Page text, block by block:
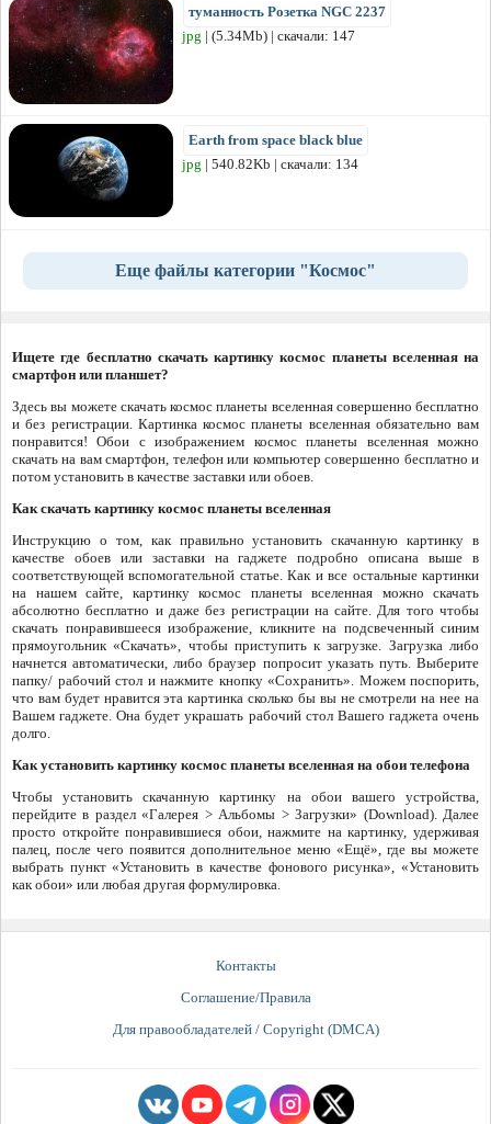
туманность Розетка NGC 2237
jpg | (5.34Mb) | скачали: 147
Earth from space black blue
jpg | 540.82Kb | скачали: 134
Еще файлы категории "Космос"
Ищете где бесплатно скачать картинку космос планеты вселенная на
смартфон или планшет?
Здесь вы можете скачать космос планеты вселенная совершенно бесплатно
и без регистрации. Картинка космос планеты вселенная обязательно вам
понравится! Обои с изображением космос планеты вселенная можно
скачать на вам смартфон, телефон или компьютер совершенно бесплатно и
потом установить в качестве заставки или обоев.
Как скачать картинку космос планеты вселенная
Инструкцию о том, как правильно установить скачанную картинку в
качестве обоев или заставки на гаджете подробно описана выше в
соответствующей вспомогательной статье. Как и все остальные картинки
на нашем сайте, картинку космос планеты вселенная можно скачать
абсолютно бесплатно и даже без регистрации на сайте. Для того чтобы
скачать понравившееся изображение, кликните на подсвеченный синим
прямоугольник «Скачать», чтобы приступить к загрузке. Загрузка либо
начнется автоматически, либо браузер попросит указать путь. Выберите
папку/ рабочий стол и нажмите кнопку «Сохранить». Можем поспорить,
что вам будет нравится эта картинка сколько бы вы не смотрели на нее на
Вашем гаджете. Она будет украшать рабочий стол Вашего гаджета очень
долго.
Как установить картинку космос планеты вселенная на обои телефона
Чтобы установить скачанную картинку на обои вашего устройства,
перейдите в раздел «Галерея > Альбомы > Загрузки» (Download). Далее
просто откройте понравившиеся обои, нажмите на картинку, удерживая
палец, после чего появится дополнительное меню «Ещё», где вы можете
выбрать пункт «Установить в качестве фонового рисунка», «Установить
как обои» или любая другая формулировка.
Контакты
Соглашение/Правила
Для правообладателей / Copyright (DMCA)